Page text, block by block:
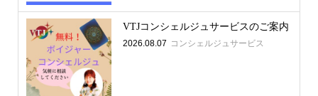
VTJコンシェルジュサービスのご案内
2026.08.07 コンシェルジュサービス